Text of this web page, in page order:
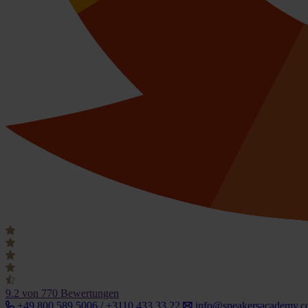
9.2 von 770 Bewertungen
+49 800 589 5006 / +3110 433 33 22